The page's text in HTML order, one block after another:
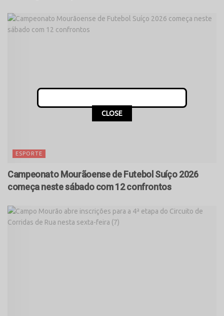
ESPORTE
Campeonato Mourãoense de Futebol Suíço 2026
começa neste sábado com 12 confrontos
CLOSE